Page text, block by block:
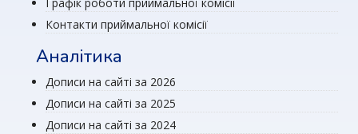
Контакти приймальної комісії
Аналітика
Дописи на сайті за 2026
Дописи на сайті за 2025
Дописи на сайті за 2024